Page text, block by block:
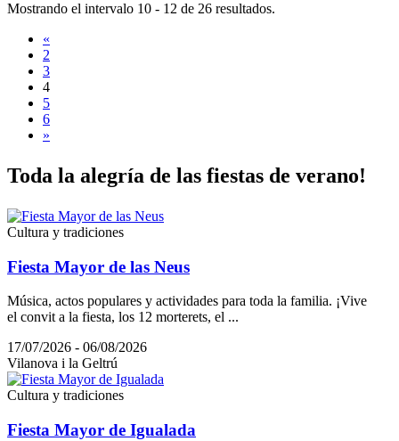
Mostrando el intervalo 10 - 12 de 26 resultados.
«
2
3
4
5
6
»
Toda la alegría de las fiestas de verano!
Cultura y tradiciones
Fiesta Mayor de las Neus
Música, actos populares y actividades para toda la familia. ¡Vive
el convit a la fiesta, los 12 morterets, el ...
17/07/2026 - 06/08/2026
Vilanova i la Geltrú
Cultura y tradiciones
Fiesta Mayor de Igualada